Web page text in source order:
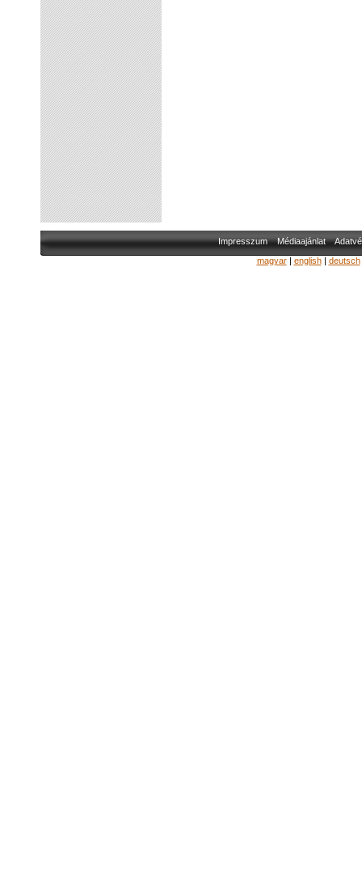
Impresszum Médiaajánlat
magyar| english| deutsch